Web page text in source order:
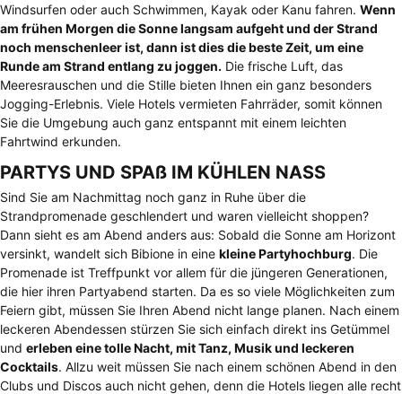
Windsurfen oder auch Schwimmen, Kayak oder Kanu fahren. Wenn
am frühen Morgen die Sonne langsam aufgeht und der Strand
noch menschenleer ist, dann ist dies die beste Zeit, um eine
Runde am Strand entlang zu joggen. Die frische Luft, das
Meeresrauschen und die Stille bieten Ihnen ein ganz besonders
Jogging-Erlebnis. Viele Hotels vermieten Fahrräder, somit können
Sie die Umgebung auch ganz entspannt mit einem leichten
Fahrtwind erkunden.
PARTYS UND SPAß IM KÜHLEN NASS
Sind Sie am Nachmittag noch ganz in Ruhe über die
Strandpromenade geschlendert und waren vielleicht shoppen?
Dann sieht es am Abend anders aus: Sobald die Sonne am Horizont
versinkt, wandelt sich Bibione in eine kleine Partyhochburg. Die
Promenade ist Treffpunkt vor allem für die jüngeren Generationen,
die hier ihren Partyabend starten. Da es so viele Möglichkeiten zum
Feiern gibt, müssen Sie Ihren Abend nicht lange planen. Nach einem
leckeren Abendessen stürzen Sie sich einfach direkt ins Getümmel
und erleben eine tolle Nacht, mit Tanz, Musik und leckeren
Cocktails. Allzu weit müssen Sie nach einem schönen Abend in den
Clubs und Discos auch nicht gehen, denn die Hotels liegen alle recht